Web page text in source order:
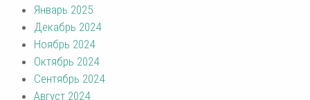
Январь 2025
Декабрь 2024
Ноябрь 2024
Октябрь 2024
Сентябрь 2024
Август 2024